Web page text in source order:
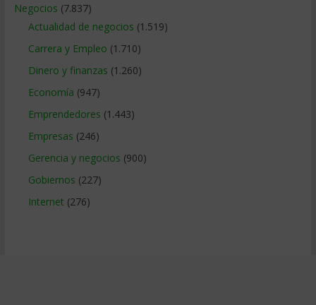
Negocios (7.837)
Actualidad de negocios (1.519)
Carrera y Empleo (1.710)
Dinero y finanzas (1.260)
Economía (947)
Emprendedores (1.443)
Empresas (246)
Gerencia y negocios (900)
Gobiernos (227)
Internet (276)